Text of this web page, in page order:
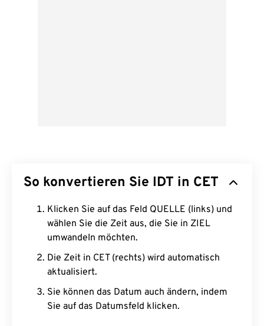
So konvertieren Sie IDT in CET
Klicken Sie auf das Feld QUELLE (links) und
wählen Sie die Zeit aus, die Sie in ZIEL
umwandeln möchten.
Die Zeit in CET (rechts) wird automatisch
aktualisiert.
Sie können das Datum auch ändern, indem
Sie auf das Datumsfeld klicken.